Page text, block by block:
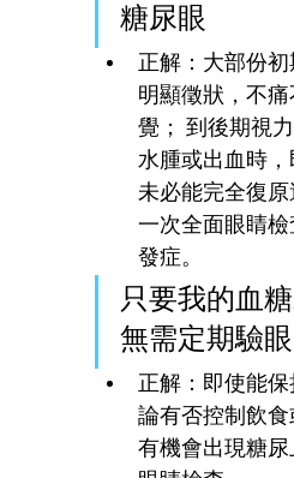
糖尿眼
正解：大部份
明顯徵狀，不
覺； 到後期視
水腫或出血時
未必能完全復
一次全面眼睛
發症。
只要我的血
無需定期驗眼
正解：即使能
論有否控制飲
有機會出現糖